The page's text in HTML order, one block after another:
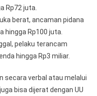
Rp72 juta.
berat, ancaman pidana
hingga Rp100 juta.
pelaku terancam
hingga Rp3 miliar.
secara verbal atau melalui
bisa dijerat dengan UU